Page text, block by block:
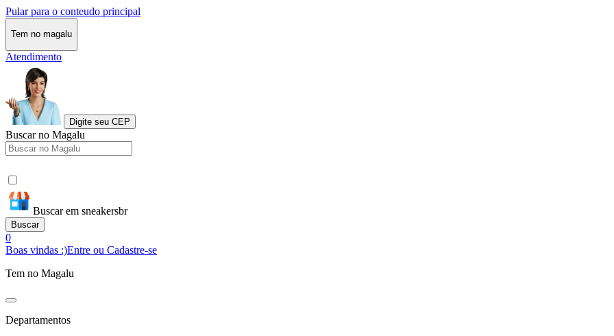
Pular para o conteudo principal
Tem no magalu
Atendimento
Digite seu CEP
Buscar no Magalu
Buscar em sneakersbr
Buscar
0
Boas vindas :)Entre ou Cadastre-se
Tem no Magalu
Departamentos